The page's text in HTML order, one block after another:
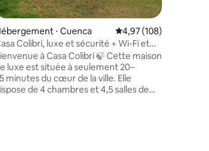
sur 5
sur la base de 131 commentaires : 4,93 sur 5
⋅ Cuenca Évaluation moyenne
4,97 (108)
Colibrí, luxe et sécurité + Wi-Fi et
à Casa Colibrí 🍃 Cette maison
luxe est située à seulement 20–
minutes du cœur de la ville. Elle
de 4 chambres et 4,5 salles de